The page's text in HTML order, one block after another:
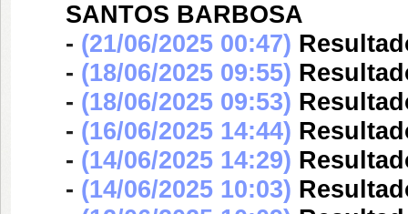
SANTOS BARBOSA
- (21/06/2025 00:47)
- (18/06/2025 09:55)
- (18/06/2025 09:53)
- (16/06/2025 14:44)
- (14/06/2025 14:29)
- (14/06/2025 10:03)